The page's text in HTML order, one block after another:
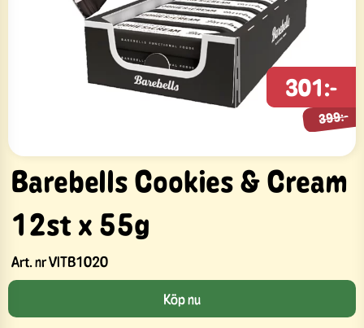
Barebells Cookies & Cream
12st x 55g
Art. nrVITB1020
301:-
399:-
399:-
Köp nu